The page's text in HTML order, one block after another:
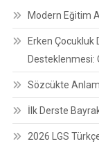
Modern Eğitim
Erken Çocukluk
Desteklenmesi:
Sözcükte Anlam
İlk Derste
2026 LGS